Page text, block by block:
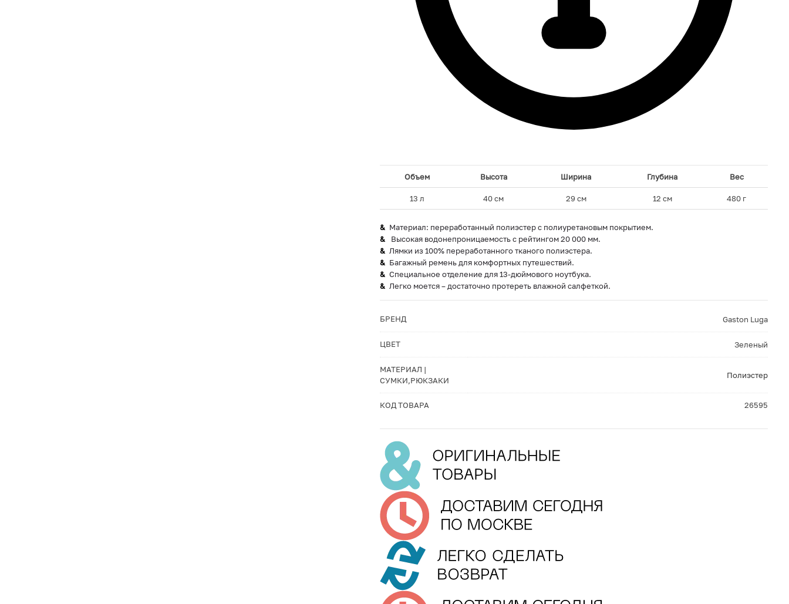
Объем Высота Ширина Глубина Вес
13 л 40 см 29 см 12 см 480 г
Материал: переработанный полиэстер с полиуретановым покрытием.
Высокая водонепроницаемость с рейтингом 20 000 мм.
Лямки из 100% переработанного тканого полиэстера.
Багажный ремень для комфортных путешествий.
Специальное отделение для 13-дюймового ноутбука.
Легко моется – достаточно протереть влажной салфеткой.
БРЕНД Gaston Luga
ЦВЕТ Зеленый
МАТЕРИАЛ |
СУМКИ,РЮКЗАКИ
Полиэстер
КОД ТОВАРА 26595